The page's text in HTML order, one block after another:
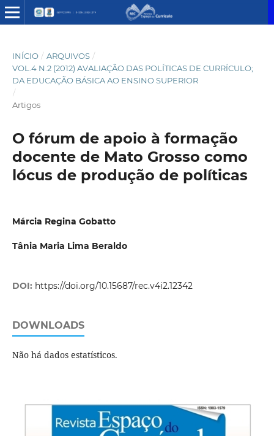
INÍCIO / ARQUIVOS /
VOL.4 N.2 (2012) AVALIAÇÃO DAS POLÍTICAS DE CURRÍCULO;
DA EDUCAÇÃO BÁSICA AO ENSINO SUPERIOR
/
Artigos
O fórum de apoio à formação
docente de Mato Grosso como
lócus de produção de políticas
Márcia Regina Gobatto
Tânia Maria Lima Beraldo
DOI: https://doi.org/10.15687/rec.v4i2.12342
DOWNLOADS
Não há dados estatísticos.